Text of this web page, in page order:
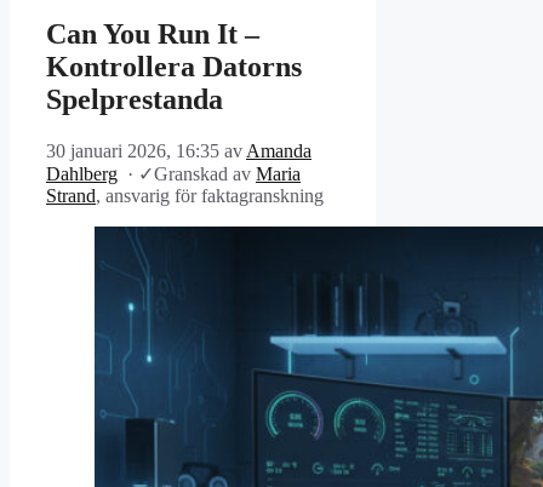
Can You Run It –
Kontrollera Datorns
Spelprestanda
30 januari 2026, 16:35 av Amanda
Dahlberg · ✓Granskad av Maria
Strand, ansvarig för faktagranskning